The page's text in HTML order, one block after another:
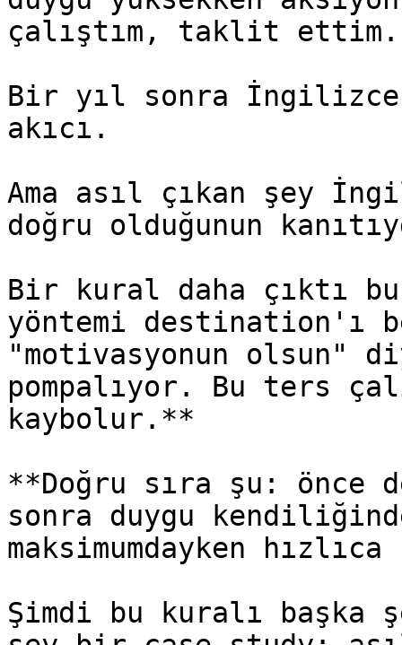
çalıştım, taklit
Bir yıl sonra İngilizce
akıcı.
Ama asıl çıkan şey
doğru olduğunun
Bir kural daha çıktı bu
yöntemi destination'ı
"motivasyonun olsun"
pompalıyor. Bu ters
kaybolur.**
**Doğru sıra şu:
sonra duygu
maksimumdayken
Şimdi bu kuralı başka